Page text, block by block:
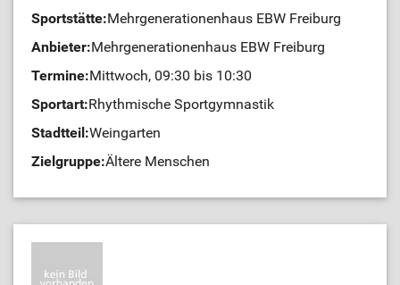
Sportstätte:Mehrgenerationenhaus EBW Freiburg
Anbieter:Mehrgenerationenhaus EBW Freiburg
Termine:Mittwoch, 09:30 bis 10:30
Sportart:Rhythmische Sportgymnastik
Stadtteil:Weingarten
Zielgruppe:Ältere Menschen